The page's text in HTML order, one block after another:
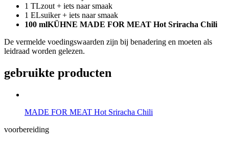
1 TLzout + iets naar smaak
1 ELsuiker + iets naar smaak
100 mlKÜHNE MADE FOR MEAT Hot Sriracha Chili
De vermelde voedingswaarden zijn bij benadering en moeten als
leidraad worden gelezen.
gebruikte producten
MADE FOR MEAT Hot Sriracha Chili
voorbereiding